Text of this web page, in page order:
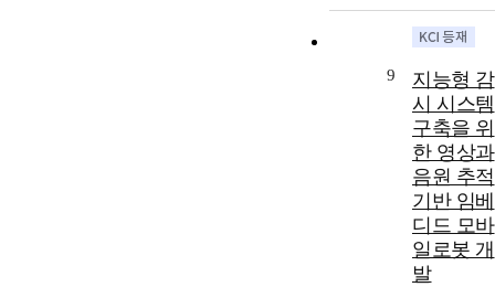
9
지능형 감
시 시스템
구축을 위
한 영상과
음원 추적
기반 임베
디드 모바
일로봇 개
발